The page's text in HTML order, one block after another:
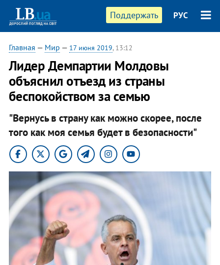
Поддержать РУС
Главная — Мир — 17 июня 2019, 13:12
​Лидер Демпартии Молдовы
объяснил отъезд из страны
беспокойством за семью
"Вернусь в страну как можно скорее, после
того как моя семья будет в безопасности"